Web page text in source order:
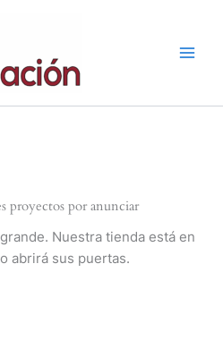
proyectos por anunciar
Nuestra tienda está en
abrirá sus puertas.